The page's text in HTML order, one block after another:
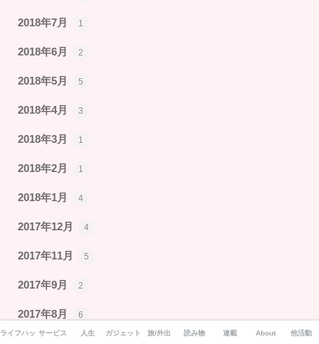
2018年7月 1
2018年6月 2
2018年5月 5
2018年4月 3
2018年3月 1
2018年2月 1
2018年1月 4
2017年12月 4
2017年11月 5
2017年9月 2
2017年8月 6
ライフハックサービス 人生 ガジェット 旅/外出 読み物 連載 About 他活動